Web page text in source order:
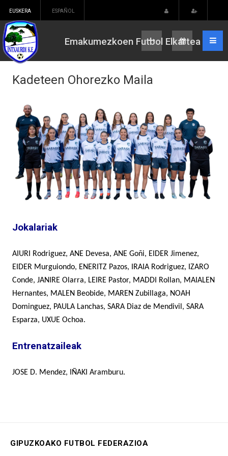
EUSKERA ESPAÑOL
Emakumezkoen Futbol Elkartea
Kadeteen Ohorezko Maila
Jokalariak
AIURI Rodriguez, ANE Devesa, ANE Goñi, EIDER Jimenez,
EIDER Murguiondo, ENERITZ Pazos, IRAIA Rodriguez, IZARO
Conde, JANIRE Olarra, LEIRE Pastor, MADDI Rollan, MAIALEN
Hernantes, MALEN Beobide, MAREN Zubillaga, NOAH
Dominguez, PAULA Lanchas, SARA Diaz de Mendivil, SARA
Esparza, UXUE Ochoa.
Entrenatzaileak
JOSE D. Mendez, IÑAKI Aramburu.
GIPUZKOAKO FUTBOL FEDERAZIOA